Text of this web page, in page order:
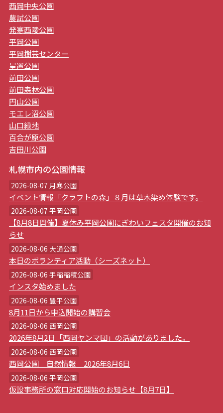
西岡中央公園
農試公園
発寒西陵公園
平岡公園
平岡樹芸センター
星置公園
前田公園
前田森林公園
円山公園
モエレ沼公園
山口緑地
百合が原公園
吉田川公園
札幌市内の公園情報
2026-08-07 月寒公園
イベント情報「クラフトの森」８月は草木染め体験です。
2026-08-07 平岡公園
【8月8日開催】夏休み平岡公園にぎわいフェスタ開催のお知
らせ
2026-08-06 大通公園
本日のボランティア活動（シーズネット）
2026-08-06 手稲稲積公園
インスタ始めました
2026-08-06 豊平公園
8月11日から申込開始の講習会
2026-08-06 西岡公園
2026年8月2日「西岡ヤンマ団」の活動がありました。
2026-08-06 西岡公園
西岡公園 自然情報 2026年8月6日
2026-08-06 平岡公園
仮設事務所の窓口対応開始のお知らせ【8月7日】